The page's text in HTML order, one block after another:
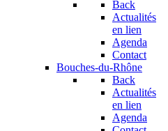
Back
Actualités
en lien
Agenda
Contact
Bouches-du-Rhône
Back
Actualités
en lien
Agenda